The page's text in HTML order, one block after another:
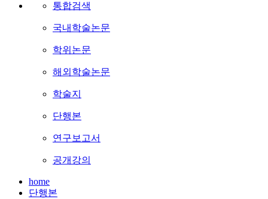
통합검색
국내학술논문
학위논문
해외학술논문
학술지
단행본
연구보고서
공개강의
home
단행본